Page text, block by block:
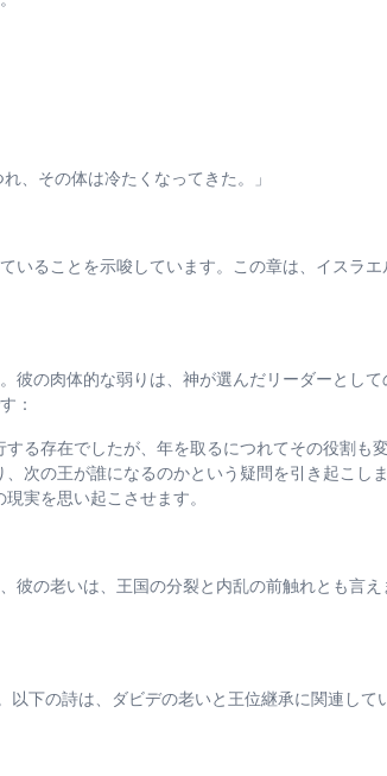
、その体は冷たくなってきた。」
いることを示唆しています。この章は、イスラ
彼の肉体的な弱りは、神が選んだリーダーとし
：
る存在でしたが、年を取るにつれてその役割も変
次の王が誰になるのかという疑問を引き起こしま
実を思い起こさせます。
彼の老いは、王国の分裂と内乱の前触れとも言
下の詩は、ダビデの老いと王位継承に関連して